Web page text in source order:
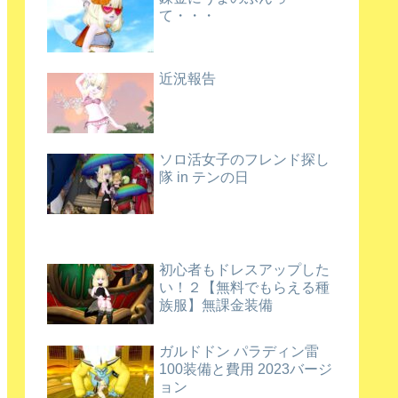
て・・・
近況報告
ソロ活女子のフレンド探し
隊 in テンの日
初心者もドレスアップした
い！２【無料でもらえる種
族服】無課金装備
ガルドドン パラディン雷
100装備と費用 2023バージ
ョン